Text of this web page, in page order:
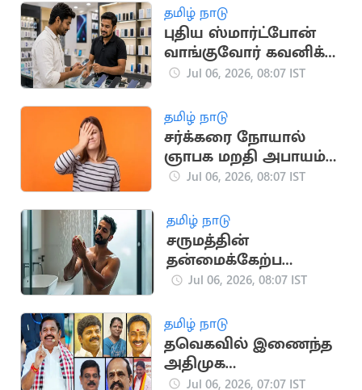
தமிழ் நாடு
புதிய ஸ்மார்ட்போன்
வாங்குவோர் கவனிக்க
வேண்டிய முக்கிய
Jul 06, 2026, 08:07 IST
தமிழ் நாடு
சர்க்கரை நோயால்
ஞாபக மறதி அபாயம்:
தப்பிப்பது எப்படி?
Jul 06, 2026, 08:07 IST
தமிழ் நாடு
சருமத்தின்
தன்மைக்கேற்ப
சோப்பை தேர்வு
Jul 06, 2026, 08:07 IST
தமிழ் நாடு
தவெகவில் இணைந்த
அதிமுக
எம்.எல்.ஏக்களுக்கு
Jul 06, 2026, 07:07 IST